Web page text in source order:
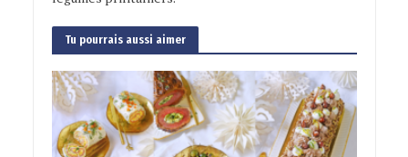
Tu pourrais aussi aimer